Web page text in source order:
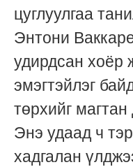
цуглуулгаа
Энтони
удирдсан хоёр
эмэгтэйлэг
төрхийг
Энэ удаад ч
хадгалан